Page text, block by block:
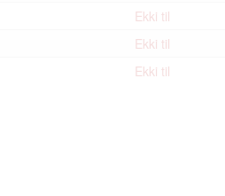
Ekki til
Ekki til
Ekki til